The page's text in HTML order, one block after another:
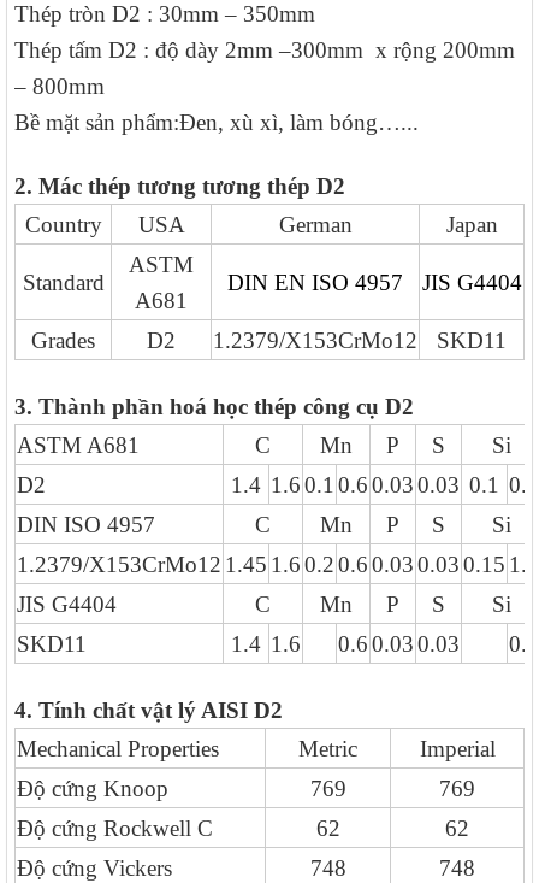
Thép tròn D2 : 30mm – 350mm
Thép tấm D2 : độ dày 2mm –300mm x rộng 200mm
– 800mm
Bề mặt sản phẩm:Đen, xù xì, làm bóng…...
2. Mác thép tương tương thép D2
Country
USA German Japan
Standard
ASTM
A681
DIN EN ISO 4957 JIS G4404
Grades D2 1.2379/X153CrMo12 SKD11
3. Thành phần hoá học thép công cụ D2
ASTM A681
C Mn P S
Si
D2
1.4 1.60.10.60.030.03 0.1 0.6
DIN ISO 4957
C Mn P S
Si
1.2379/X153CrMo12 1.45 1.60.20.60.030.030.15 1.6
JIS G4404
C Mn P S
Si
SKD11
1.4 1.6 0.60.030.03 0.4
4. Tính chất vật lý AISI D2
Mechanical Properties
Metric
Imperial
Độ cứng Knoop
769
769
Độ cứng Rockwell C
62
62
Độ cứng Vickers
748
748